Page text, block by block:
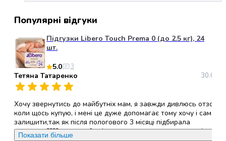
Сухі
сніданки
приготування
Спеції
та
приправи
Цукор
Все
для
Популярні відгуки
Підгузки Libero Touch Prema 0 (до 2.5 кг), 24
шт.
5.0
3
Тетяна Татаренко
Хочу звернутись до майбутніх мам, я завжди дивлюсь отзови
коли щось купую, і мені це дуже допомагає тому хочу і сама
залишити,так як після пологового 3 місяці підбирала
памперси????, хочу щоб всі ви звернули увагу саме на ці
Показати більше